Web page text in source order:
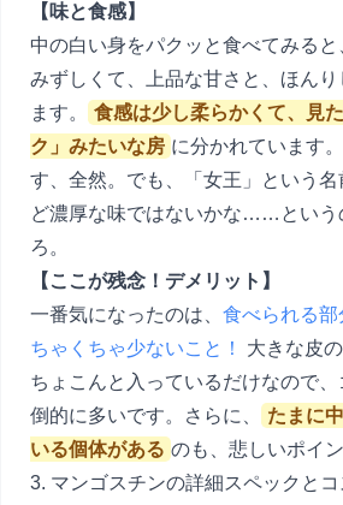
【味と食感】
中の白い身をパクッと食べてみる
みずしくて、上品な甘さと、ほんり
ます。
食感は少し柔らかくて、見
ク」みたいな房 に分かれています
す、全然。でも、「女王」という
ど濃厚な味ではないかな……という
ろ。
【ここが残念！デメリット】
一番気になったのは、 食べられる
ちゃくちゃ少ないこと！
大きな皮
ちょこんと入っているだけなので
倒的に多いです。さらに、
たまに
いる個体がある のも、悲しいポイン
3. マンゴスチンの詳細スペックと